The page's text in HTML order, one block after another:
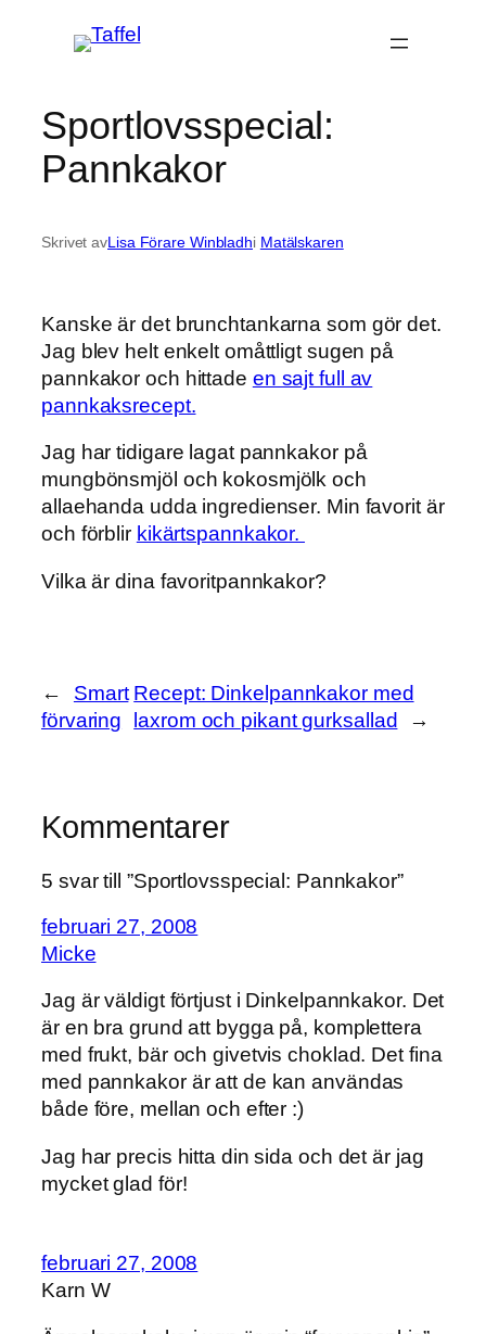
Sportlovsspecial:
Pannkakor
Skrivet avLisa Förare Winbladhi Matälskaren
Kanske är det brunchtankarna som gör det.
Jag blev helt enkelt omåttligt sugen på
pannkakor och hittade en sajt full av
pannkaksrecept.
Jag har tidigare lagat pannkakor på
mungbönsmjöl och kokosmjölk och
allaehanda udda ingredienser. Min favorit är
och förblir kikärtspannkakor.
Vilka är dina favoritpannkakor?
←
Smart
förvaring
Recept: Dinkelpannkakor med
laxrom och pikant gurksallad
→
Kommentarer
5 svar till ”Sportlovsspecial: Pannkakor”
februari 27, 2008
Micke
Jag är väldigt förtjust i Dinkelpannkakor. Det
är en bra grund att bygga på, komplettera
med frukt, bär och givetvis choklad. Det fina
med pannkakor är att de kan användas
både före, mellan och efter :)
Jag har precis hitta din sida och det är jag
mycket glad för!
februari 27, 2008
Karn W